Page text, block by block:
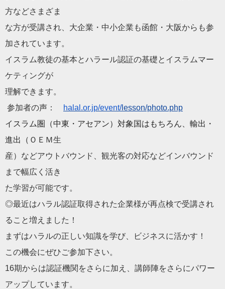
方などさまざま
な方が受講され、大企業・中小企業も函館・ 大阪からも参
加されています。
イスラム教徒の基本とハラール認証の基礎とイスラムマー
ケティングが
理解できます。
参加者の声：
halal.or.jp/event/lesson/photo.php
イスラム圏（中東・アセアン）対象国はもちろん、輸出・
進出（ ＯＥＭ生
産）などアウトバウンド、 観光客の対応などインバウンド
まで幅広く活き
た学習が可能です。
◎最近はハラル認証取得された企業様が再点検で受講され
ること増え ました！
まずはハラルの正しい知識を学び、ビジネスに活かす！
この機会にぜひご参加下さい。
16期からは認証機関をさらに加え、 講師陣をさらにパワー
アップしています。